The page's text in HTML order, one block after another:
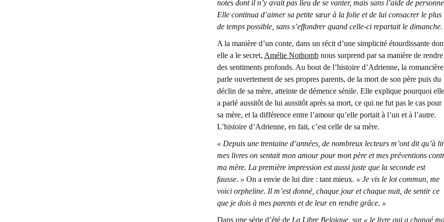
notes dont il n’y avait pas lieu de se vanter, mais sans l’aide de
Elle continua d’aimer sa petite sœur à la folie et de lui consacrer le plus
de temps possible, sans s’effondrer quand celle-ci repartait le dimanche.
A la manière d’un conte, dans un récit d’une simplicité étourdissante
elle a le secret, Amélie Nothombnous surprend par sa manière de rendre
des sentiments profonds. Au bout de l’histoire d’Adrienne, la romancière
parle ouvertement de ses propres parents, de la mort de son père puis du
déclin de sa mère, atteinte de démence sénile. Elle explique pourquoi elle
a parlé aussitôt de lui aussitôt après sa mort, ce qui ne fut pas le cas pour
sa mère, et la différence entre l’amour qu’elle portait à l’un et à l’autre.
L’histoire d’Adrienne, en fait, c’est celle de sa mère.
« Depuis une trentaine d’années, de nombreux lecteurs m’ont dit qu’à
mes livres on sentait mon amour pour mon père et mes préventions
ma mère. La première impression est aussi juste que la seconde est
fausse. » On a envie de lui dire : tant mieux. « Je vis le lot commun, me
voici orpheline. Il m’est donné, chaque jour et chaque nuit, de sentir ce
que je dois à mes parents et de leur en rendre grâce. »
Dans une série d’été de La Libre Belgique, sur « le livre qui a changé